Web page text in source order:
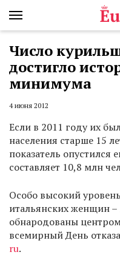
Число
достигло
минимума
4 июня 2012
Если в 2011 году их
населения старше 15
показатель опустился
составляет 10,8 млн
Особо высокий
итальянских женщин
обнародованы
всемирный День
ru.